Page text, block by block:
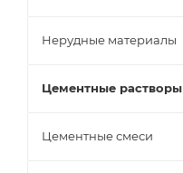
Нерудные материалы
Цементные растворы
Цементные смеси